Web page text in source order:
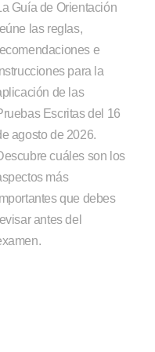
La Guía de Orientación
las reglas,
e
para la
de las
Escritas del 16
agosto de 2026.
cuáles son los
más
que debes
antes del